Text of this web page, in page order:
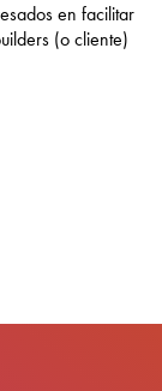
en facilitar
(o cliente)